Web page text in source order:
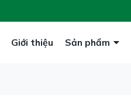
Giới thiệu Sản phẩm